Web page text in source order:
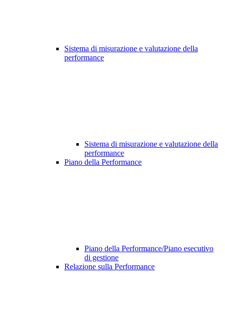
Sistema di misurazione e valutazione della
performance
Sistema di misurazione e valutazione della
performance
Piano della Performance
Piano della Performance/Piano esecutivo
di gestione
Relazione sulla Performance